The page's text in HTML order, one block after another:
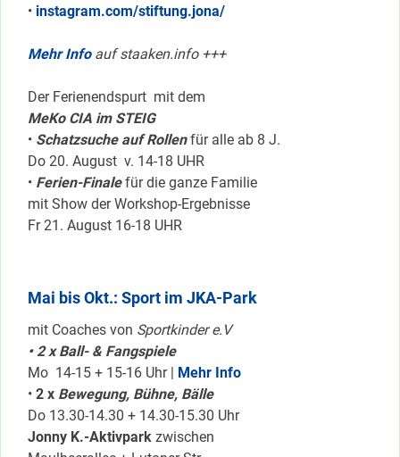
• instagram.com/stiftung.jona/
Mehr Infoauf staaken.info +++
Der Ferienendspurt mit dem
MeKo CIA im STEIG
• Schatzsuche auf Rollenfür alle ab 8 J.
Do 20. August v. 14-18 UHR
• Ferien-Finalefür die ganze Familie
mit Show der Workshop-Ergebnisse
Fr 21. August 16-18 UHR
Mai bis Okt.: Sport im JKA-Park
mit Coaches von Sportkinder e.V
• 2 x Ball- & Fangspiele
Mo 14-15 + 15-16 Uhr | Mehr Info
• 2 x Bewegung, Bühne, Bälle
Do 13.30-14.30 + 14.30-15.30 Uhr
Jonny K.-Aktivpark zwischen